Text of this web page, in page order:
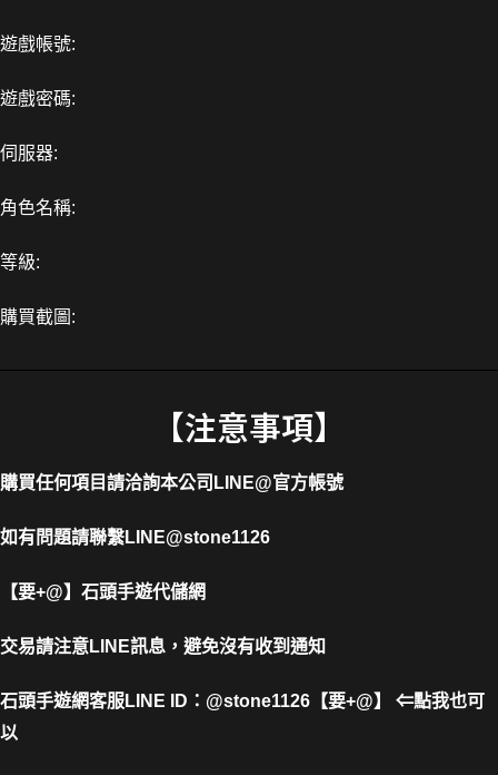
遊戲帳號:
遊戲密碼:
伺服器:
角色名稱:
等級:
購買截圖:
【注意事項】
購買任何項目請洽詢本公司 LINE@官方帳號
如有問題請聯繫LINE@stone1126
【要+@】 石頭手遊代儲網
交易請注意LINE訊息，避免沒有收到通知
石頭手遊網客服LINE ID ： @stone1126【要+@】 ⇐點我也可
以